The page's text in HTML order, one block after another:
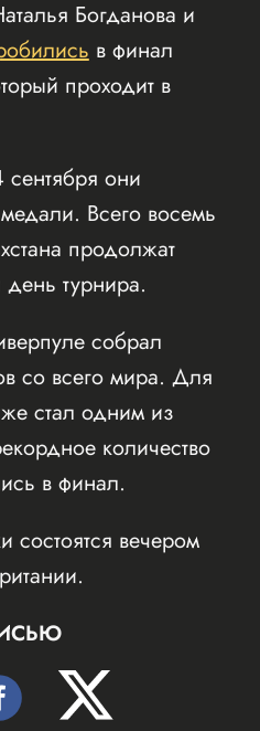
Богданова и
в финал
проходит в
они
Всего восемь
продолжат
турнира.
собрал
со всего мира. Для
стал одним из
количество
в финал.
вечером